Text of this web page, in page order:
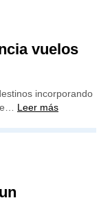
vuelos
incorporando
Leer más